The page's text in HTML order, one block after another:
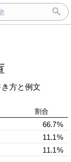
方と例文
割合
66.7%
11.1%
11.1%